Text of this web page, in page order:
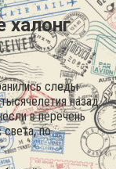
халонг
следы
назад.
в перечень
по